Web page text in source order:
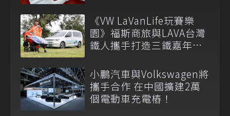
《VW LaVanLife玩賽樂
園》福斯商旅與LAVA台灣
鐵人攜手打造三鐵嘉年
場
小鵬汽車與Volkswagen將
攜手合作 在中國擴建2萬
個電動車充電樁！